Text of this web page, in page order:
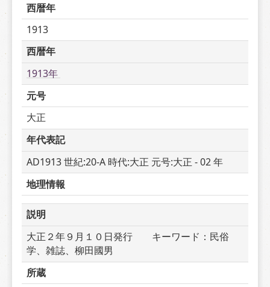
西暦年
1913
西暦年
1913年
元号
大正
年代表記
AD1913 世紀:20-A 時代:大正 元号:大正 - 02 年
地理情報
説明
大正２年９月１０日発行　　キーワード：民俗
学、雑誌、柳田國男
所蔵